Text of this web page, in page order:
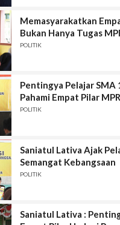
Memasyarakatkan
Bukan Hanya Tugas
POLITIK
Pentingya Pelajar SMA
Pahami Empat Pilar
POLITIK
Saniatul Lativa Ajak
Semangat Kebangsaan
POLITIK
Saniatul Lativa :